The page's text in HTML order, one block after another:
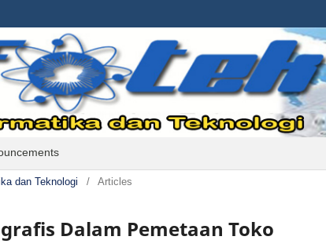
dan Teknologi / Articles
Dalam Pemetaan Toko